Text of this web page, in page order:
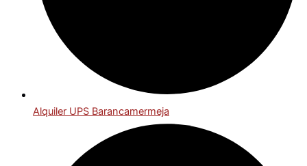
Alquiler UPS Barancamermeja